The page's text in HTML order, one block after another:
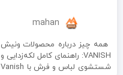
mahan
همه‌ چیز درباره محصولات ونیش
VANISH: راهنمای کامل لکه‌زدایی و
شستشوی لباس و فرش با Vanish